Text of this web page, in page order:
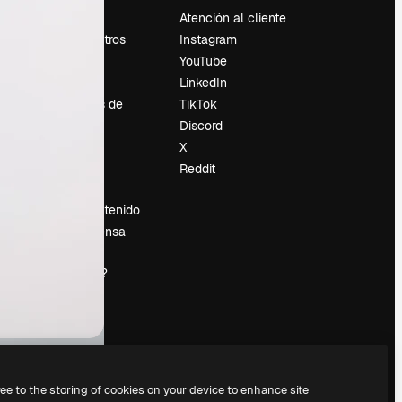
Sobre nosotros
Tendencias de
Vender contenido
Sala de prensa
magnific.ai?
Atención al cliente
Instagram
YouTube
LinkedIn
TikTok
Discord
X
Reddit
to the storing of cookies on your device to enhance site